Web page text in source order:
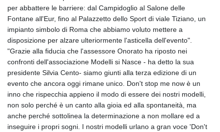
per abbattere le barriere: dal Campidoglio al Salone delle
Fontane all'Eur, fino al Palazzetto dello Sport di viale Tiziano, un
impianto simbolo di Roma che abbiamo voluto mettere a
disposizione per alzare ulteriormente l'asticella dell'evento".
"Grazie alla fiducia che l'assessore Onorato ha riposto nei
confronti dell'associazione Modelli si Nasce - ha detto la sua
presidente Silvia Cento- siamo giunti alla terza edizione di un
evento che ancora oggi rimane unico. Don't stop me now è un
inno che rispecchia appieno il modo di essere dei nostri modelli,
non solo perché è un canto alla gioia ed alla spontaneità, ma
anche perché sottolinea la determinazione a non mollare ed a
inseguire i propri sogni. I nostri modelli urlano a gran voce 'Don't